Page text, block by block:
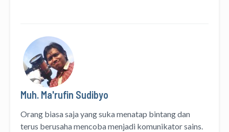
Muh. Ma'rufin Sudibyo
Orang biasa saja yang suka menatap bintang dan
terus berusaha mencoba menjadi komunikator sains.